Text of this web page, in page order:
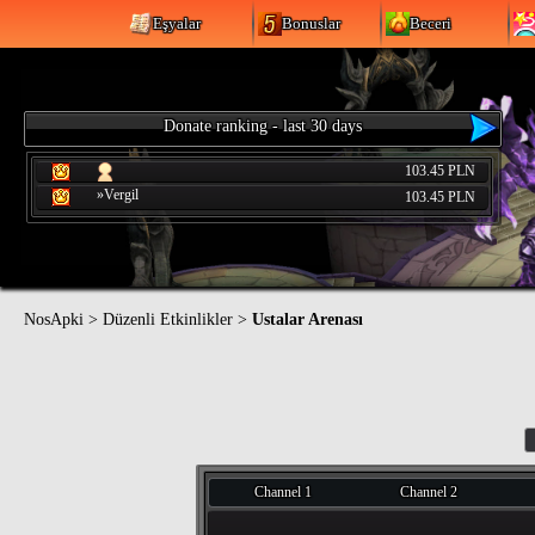
Eşyalar Bonuslar Beceri
Donate ranking - last 30 days
103.45 PLN
»Vergil
103.45 PLN
NosApki > Düzenli Etkinlikler > Ustalar Arenası
Channel 1 Channel 2